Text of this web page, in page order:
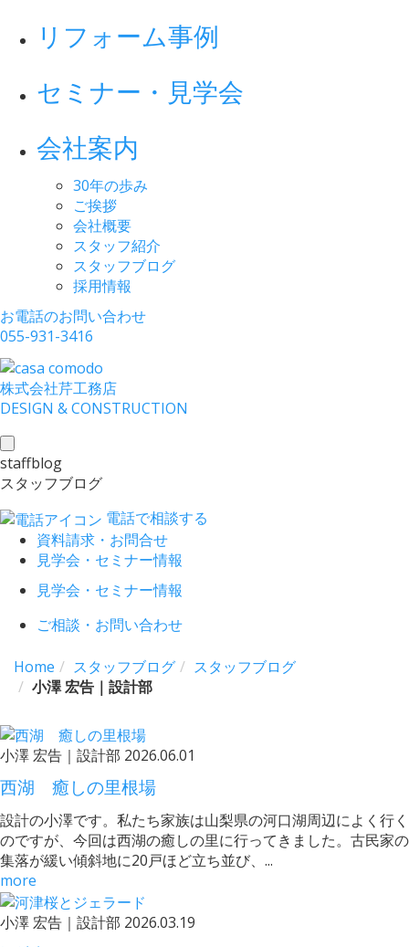
リフォーム事例
セミナー・見学会
会社案内
30年の歩み
ご挨拶
会社概要
スタッフ紹介
スタッフブログ
採用情報
お電話のお問い合わせ
055-931-3416
株式会社芹工務店
DESIGN &CONSTRUCTION
toggle
navigation
staffblog
スタッフブログ
電話で相談する
資料請求・お問合せ
見学会・セミナー情報
見学会・セミナー情報
ご相談・お問い合わせ
Home スタッフブログ
スタッフブログ
小澤 宏告｜設計部
小澤 宏告｜設計部 2026.06.01
西湖 癒しの里根場
設計の小澤です。私たち家族は山梨県の河口湖周辺によく行く
のですが、今回は西湖の癒しの里に行ってきました。古民家の
集落が緩い傾斜地に20戸ほど立ち並び、...
more
小澤 宏告｜設計部 2026.03.19